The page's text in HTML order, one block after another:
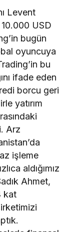
Levent
10.000 USD
bugün
oyuncuya
bu
ifade eden
borcu geri
yatırım
Arz
işleme
aldığımız
Ahmet,
kat